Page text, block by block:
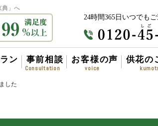
典」へ
24時間365日いつでも
ン 事前相談 お客様の声 供花の
した